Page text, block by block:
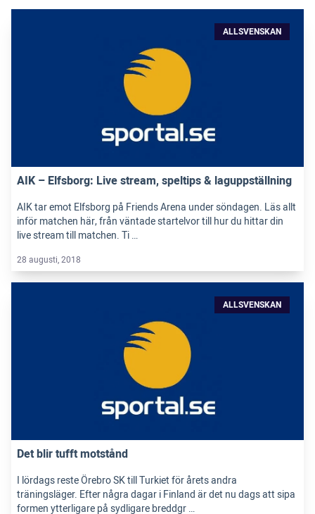
ALLSVENSKAN
AIK – Elfsborg: Live stream, speltips & laguppställning
AIK tar emot Elfsborg på Friends Arena under söndagen. Läs allt
inför matchen här, från väntade startelvor till hur du hittar din
live stream till matchen. Ti …
28 augusti, 2018
ALLSVENSKAN
Det blir tufft motstånd
I lördags reste Örebro SK till Turkiet för årets andra
träningsläger. Efter några dagar i Finland är det nu dags att sipa
formen ytterligare på sydligare breddgr …